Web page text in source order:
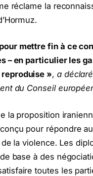
réclame la
mettre fin à ce
– en particulier les
», a
du Conseil
la proposition
pour répondre
la violence. Les
base à des
toutes les